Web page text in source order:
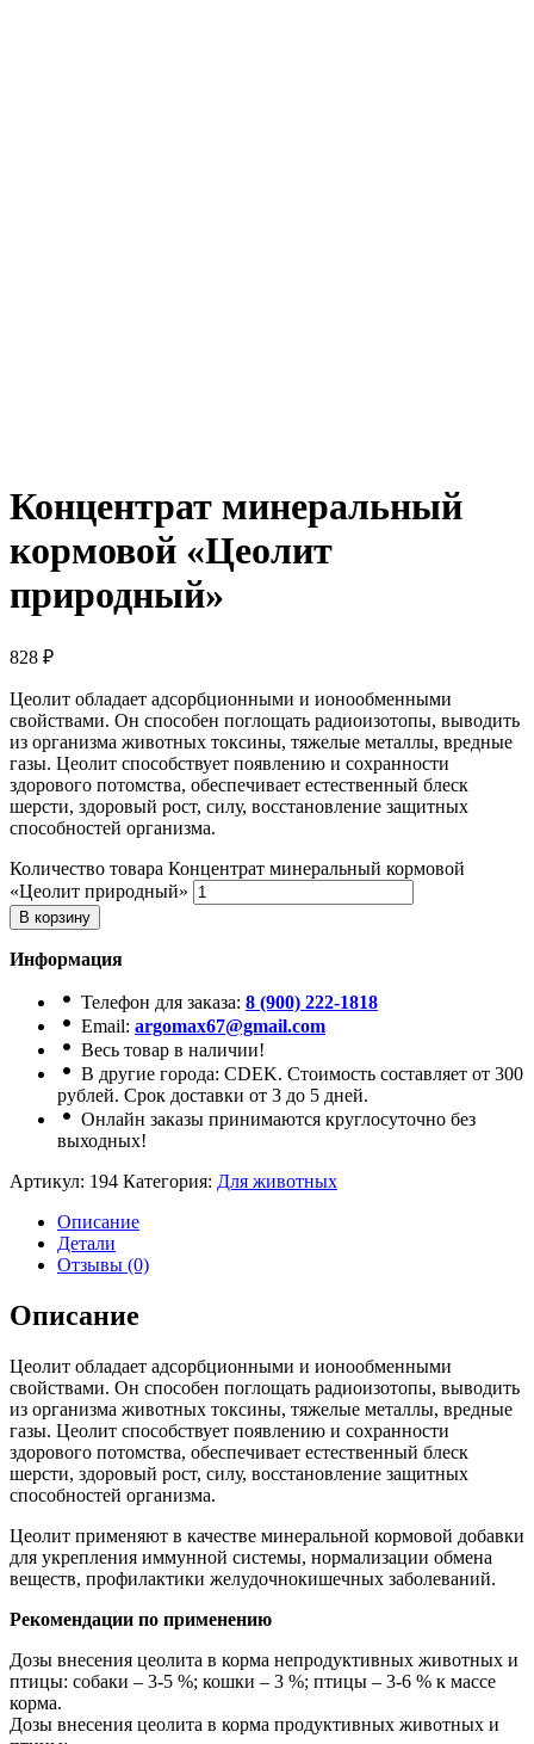
Концентрат минеральный
кормовой «Цеолит
природный»
828 ₽
Цеолит обладает адсорбционными и ионообменными
свойствами. Он способен поглощать радиоизотопы, выводить
из организма животных токсины, тяжелые металлы, вредные
газы. Цеолит способствует появлению и сохранности
здорового потомства, обеспечивает естественный блеск
шерсти, здоровый рост, силу, восстановление защитных
способностей организма.
Количество товара Концентрат минеральный кормовой
«Цеолит природный»
В корзину
Информация
Телефон для заказа: 8 (900) 222-1818
Email: argomax67@gmail.com
Весь товар в наличии!
В другие города: CDEK. Стоимость составляет от 300
рублей. Срок доставки от 3 до 5 дней.
Онлайн заказы принимаются круглосуточно без
выходных!
Артикул: 194 Категория: Для животных
Описание
Детали
Отзывы (0)
Описание
Цеолит обладает адсорбционными и ионообменными
свойствами. Он способен поглощать радиоизотопы, выводить
из организма животных токсины, тяжелые металлы, вредные
газы. Цеолит способствует появлению и сохранности
здорового потомства, обеспечивает естественный блеск
шерсти, здоровый рост, силу, восстановление защитных
способностей организма.
Цеолит применяют в качестве минеральной кормовой добавки
для укрепления иммунной системы, нормализации обмена
веществ, профилактики желудочно­кишечных заболеваний.
Рекомендации по применению
Дозы внесения цеолита в корма непродуктивных животных и
птицы: собаки – 3-5 %; кошки – 3 %; птицы – 3-6 % к массе
корма.
Дозы внесения цеолита в корма продуктивных животных и